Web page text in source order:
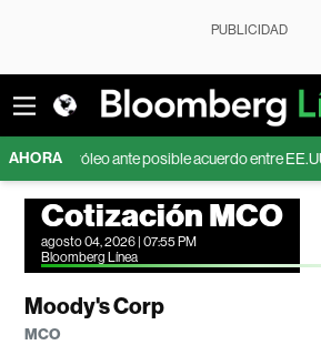
PUBLICIDAD
AHORAante posible acuerdo entre EE.UU. e Irán
Cotización MCO
agosto 04, 2026 | 07:55 PM
Bloomberg Línea
Moody's Corp
MCO